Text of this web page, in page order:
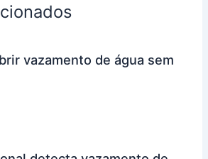
vazamento de água sem